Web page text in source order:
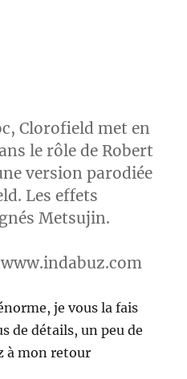
,Clorofieldmet en
le rôle de Robert
version parodiée
. Les effets
Metsujin.
je vous la fais
de détails, un peu de
à mon retour